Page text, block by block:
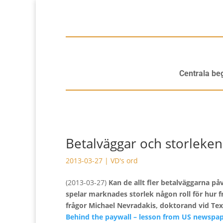
Centrala
Betalväggar och
2013-03-27 | VD's ord
(2013-03-27) Kan de allt fler betalväggarna
spelar marknades storlek någon roll för hur
frågor Michael Nevradakis, doktorand vid
Behind the paywall – lesson from US